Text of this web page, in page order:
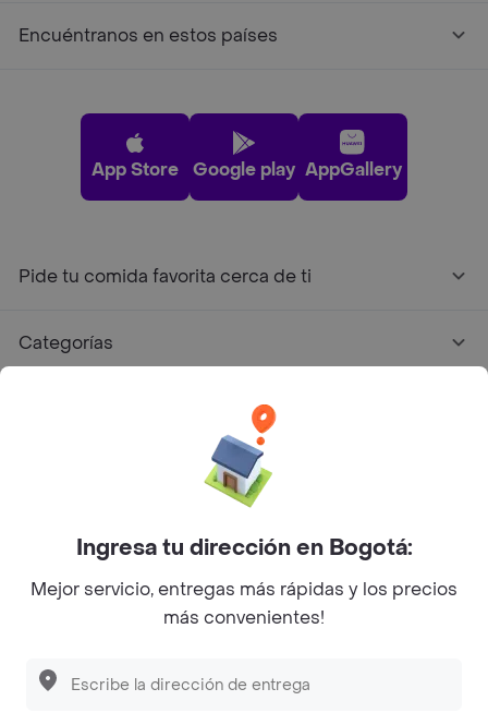
Descubre las PROMOCIONES que tenemos
Encuéntranos en estos países
App Store Google play AppGallery
Pide tu comida favorita cerca de ti
Categorías
Facebook
Twitter
Instagram
©2026Rappi Inc. All rights reserved.
Ingresa tu dirección en Bogotá:
Mejor servicio, entregas más rápidas y los precios
más convenientes!